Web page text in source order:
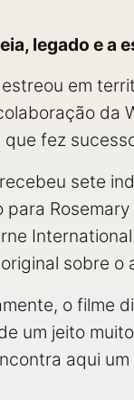
legado e a
em
da
que fez
sete
para
sobre o
o filme
um jeito
aqui